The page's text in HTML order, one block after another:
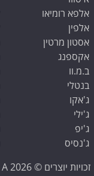
אלפא רומיאו
אלפין
אסטון מרטין
אקספנג
ב.מ.וו
בנטלי
ג'אקו
ג'ילי
ג'יפ
ג'נסיס
זכויות יוצרים © 2026 cartube. Aכל הזכויות שמורות.